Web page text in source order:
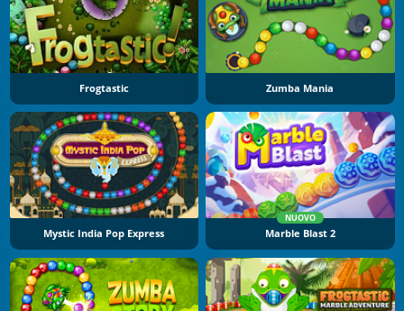
Frogtastic Zumba Mania
Mystic India Pop Express
NUOVO
Marble Blast 2